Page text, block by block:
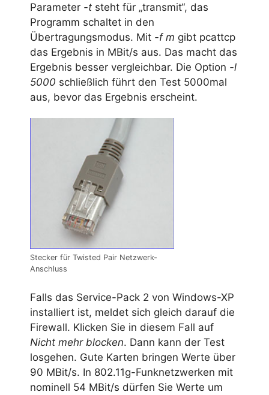
Parameter -t steht für „transmit“, das
Programm schaltet in den
Übertragungsmodus. Mit -f m gibt pcattcp
das Ergebnis in MBit/s aus. Das macht das
Ergebnis besser vergleichbar. Die Option -l
5000 schließlich führt den Test 5000mal
aus, bevor das Ergebnis erscheint.
Stecker für Twisted Pair Netzwerk-
Anschluss
Falls das Service-Pack 2 von Windows-XP
installiert ist, meldet sich gleich darauf die
Firewall. Klicken Sie in diesem Fall auf
Nicht mehr blocken. Dann kann der Test
losgehen. Gute Karten bringen Werte über
90 MBit/s. In 802.11g-Funknetzwerken mit
nominell 54 MBit/s dürfen Sie Werte um